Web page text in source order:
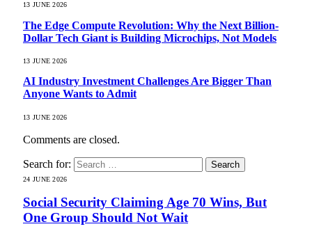
13 JUNE 2026
The Edge Compute Revolution: Why the Next Billion-
Dollar Tech Giant is Building Microchips, Not Models
13 JUNE 2026
AI Industry Investment Challenges Are Bigger Than
Anyone Wants to Admit
13 JUNE 2026
Comments are closed.
Search for:
24 JUNE 2026
Social Security Claiming Age 70 Wins, But
One Group Should Not Wait